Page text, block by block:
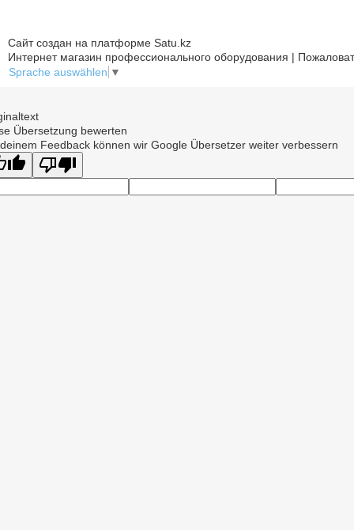
Сайт создан на платформе Satu.kz
Интернет магазин профессионального оборудования |
Sprache auswählen ▼
Übersetzung bewerten
Feedback können wir Google Übersetzer weiter verbessern